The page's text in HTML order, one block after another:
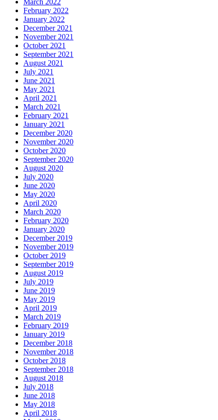
March 2022
February 2022
January 2022
December 2021
November 2021
October 2021
September 2021
August 2021
July 2021
June 2021
May 2021
April 2021
March 2021
February 2021
January 2021
December 2020
November 2020
October 2020
September 2020
August 2020
July 2020
June 2020
May 2020
April 2020
March 2020
February 2020
January 2020
December 2019
November 2019
October 2019
September 2019
August 2019
July 2019
June 2019
May 2019
April 2019
March 2019
February 2019
January 2019
December 2018
November 2018
October 2018
September 2018
August 2018
July 2018
June 2018
May 2018
April 2018